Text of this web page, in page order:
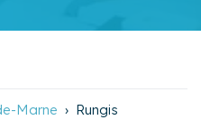
Marne Rungis